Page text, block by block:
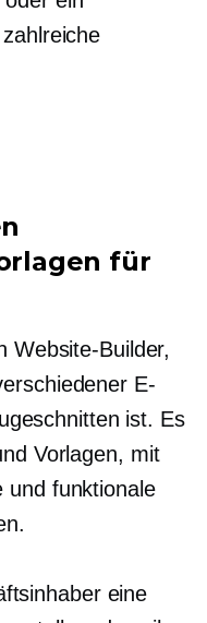
für
Website-Builder,
E-
ist. Es
Vorlagen, mit
und funktionale
eine